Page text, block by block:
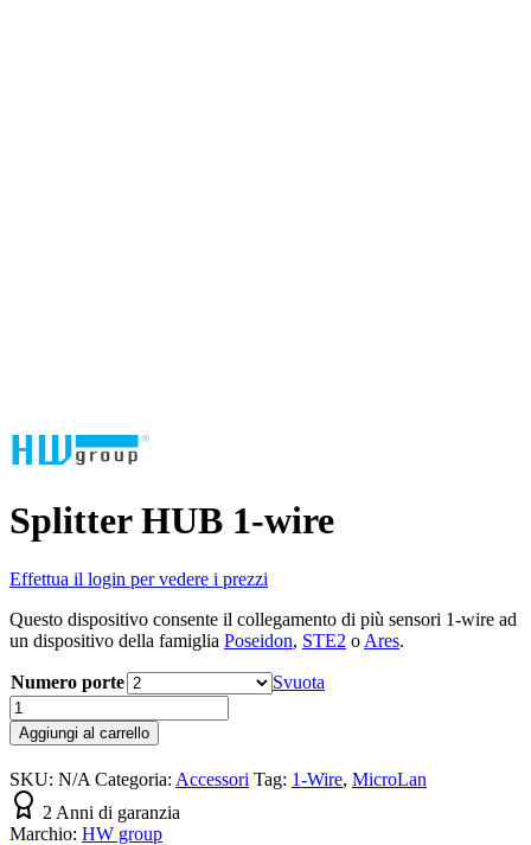
Splitter HUB 1-wire
Effettua il login per vedere i prezzi
Questo dispositivo consente il collegamento di più sensori 1-wire ad
un dispositivo della famiglia Poseidon, STE2 o Ares.
Numero porte
Svuota
Splitter
HUB
1-
wire
quantità
Aggiungi al carrello
SKU: N/A Categoria: Accessori Tag: 1-Wire, MicroLan
2 Anni di garanzia
Marchio: HW group